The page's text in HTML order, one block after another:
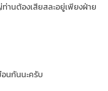
นต้องเสียสละอยู่เพียงฝ่าย
อนกันนะครับ